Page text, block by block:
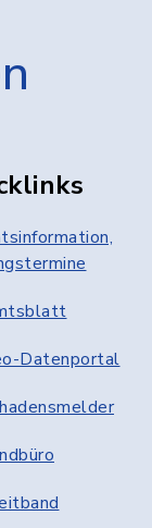
Datenportal